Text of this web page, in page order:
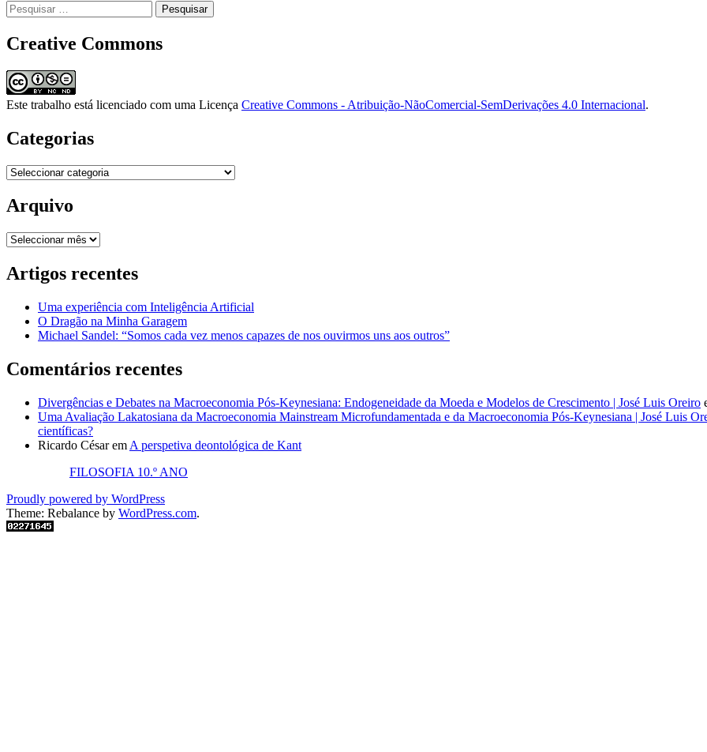
Pesquisar
por:
Creative Commons
Este trabalho está licenciado com uma Licença Creative Commons - Atribuição-NãoComercial-SemDerivações 4.0 Internacional.
Categorias
Categorias
Arquivo
Arquivo
Artigos recentes
Uma experiência com Inteligência Artificial
O Dragão na Minha Garagem
Michael Sandel: “Somos cada vez menos capazes de nos ouvirmos uns aos outros”
Comentários recentes
Divergências e Debates na Macroeconomia Pós-Keynesiana: Endogeneidade da Moeda e Modelos de Crescimento | José Luis Oreiro
Uma Avaliação Lakatosiana da Macroeconomia Mainstream Microfundamentada e da Macroeconomia Pós-Keynesiana | José Luis
científicas?
Ricardo Césarem A perspetiva deontológica de Kant
FILOSOFIA 10.º ANO
Proudly powered by WordPress
Theme: Rebalance by WordPress.com.